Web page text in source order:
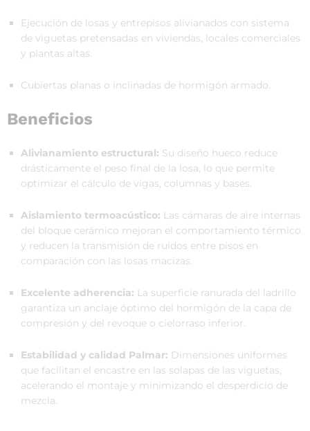
Ejecución de losas y entrepisos alivianados con sistema
de viguetas pretensadas en viviendas, locales comerciales
y plantas altas.
Cubiertas planas o inclinadas de hormigón armado.
Beneficios
Alivianamiento estructural: Su diseño hueco reduce
drásticamente el peso final de la losa, lo que permite
optimizar el cálculo de vigas, columnas y bases.
Aislamiento termoacústico: Las cámaras de aire internas
del bloque cerámico mejoran el comportamiento térmico
y reducen la transmisión de ruidos entre pisos en
comparación con las losas macizas.
Excelente adherencia: La superficie ranurada del ladrillo
garantiza un anclaje óptimo del hormigón de la capa de
compresión y del revoque o cielorraso inferior.
Estabilidad y calidad Palmar: Dimensiones uniformes
que facilitan el encastre en las solapas de las viguetas,
acelerando el montaje y minimizando el desperdicio de
mezcla.